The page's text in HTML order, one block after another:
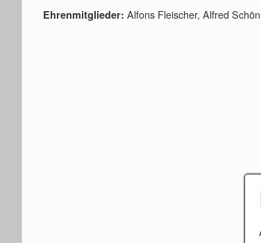
Ehrenmitglieder: Alfons Fleischer, Alfred